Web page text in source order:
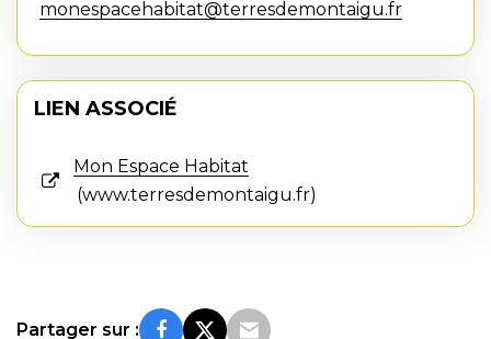
monespacehabitat@terresdemontaigu.fr
LIEN ASSOCIÉ
Mon Espace Habitat
www.terresdemontaigu.fr
Partager sur :